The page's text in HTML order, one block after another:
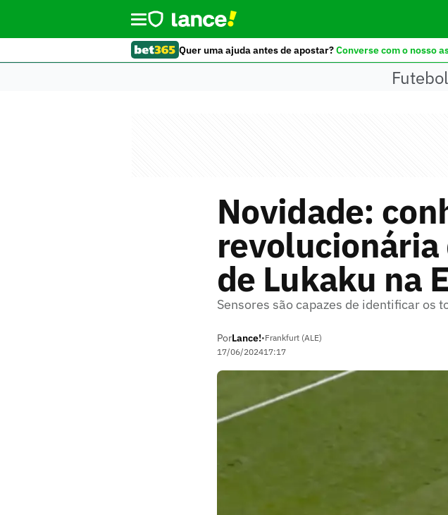
Quer uma ajuda antes de apostar?Converse com o nosso
Novidade:
revolucionária
de Lukaku na
Sensores são capazes de identificar os
PorLance!•Frankfurt (ALE)
17/06/202417:17